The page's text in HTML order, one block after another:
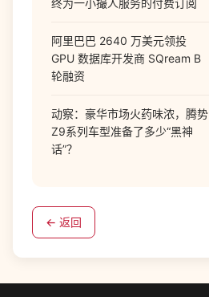
终为一小撮人服务的付费订阅
阿里巴巴 2640 万美元领投
GPU 数据库开发商 SQream B
轮融资
动察：豪华市场火药味浓，腾势
Z9系列车型准备了多少“黑神
话”？
← 返回